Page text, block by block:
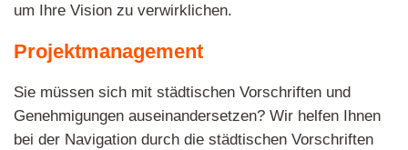
um Ihre Vision zu verwirklichen.
Projektmanagement
Sie müssen sich mit städtischen Vorschriften und
Genehmigungen auseinandersetzen? Wir helfen Ihnen
bei der Navigation durch die städtischen Vorschriften